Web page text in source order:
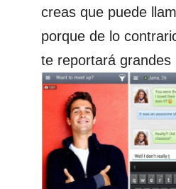
creas que puede
porque de lo
te reportará grandes